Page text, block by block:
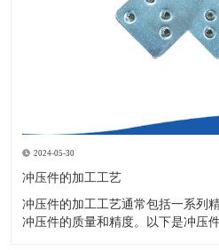
2024-05-30
冲压件的加工工艺
冲压件的加工工艺通常包括一系列
冲压件的质量和精度。以下是冲压件加工